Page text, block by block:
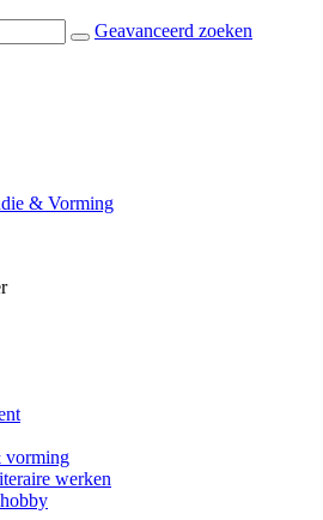
Geavanceerd zoeken
& Vorming
vorming
werken